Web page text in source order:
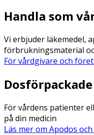
Handla som
Vi erbjuder läkemedel,
förbrukningsmaterial
För vårdgivare och
För vårdens patienter
på din medicin
Läs mer om Apodos